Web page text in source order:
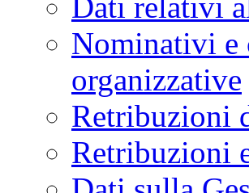
Nominativi
organizzative
Retribuzioni
Retribuzioni